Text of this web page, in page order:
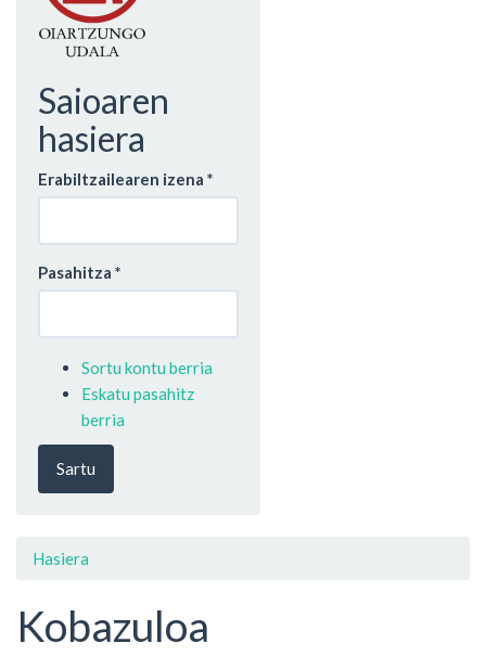
Saioaren
hasiera
Erabiltzailearen izena *
Pasahitza *
Sortu kontu berria
Eskatu pasahitz
berria
Sartu
Hasiera
Kobazuloa